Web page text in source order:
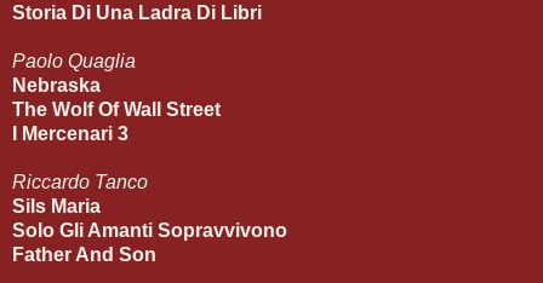
Storia Di Una Ladra Di Libri
Paolo Quaglia
Nebraska
The Wolf Of Wall Street
I Mercenari 3
Riccardo Tanco
Sils Maria
Solo Gli Amanti Sopravvivono
Father And Son